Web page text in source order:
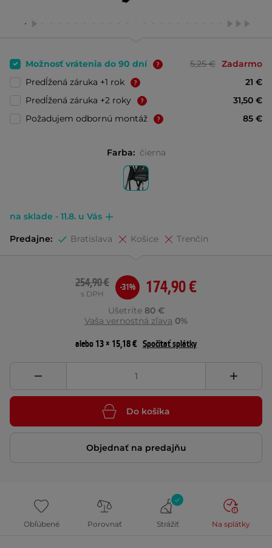
Možnosť vrátenia do 90 dní 5,25 € Zadarmo
Predĺžená záruka +1 rok
21 €
Predĺžená záruka +2 roky
31,50 €
Požadujem odbornú montáž
85 €
Farba: čierna
na sklade - 11.8. u Vás
Predajne: Bratislava Košice Trenčín
174,90 €
254,90 €
s DPH
-31%
Ušetríte 80 €
Vaša vernostná zľava 0%
alebo 13 × 15,18 € Spočítať splátky
Do košíka
Objednať na predajňu
Obľúbené Porovnať Strážiť Na splátky